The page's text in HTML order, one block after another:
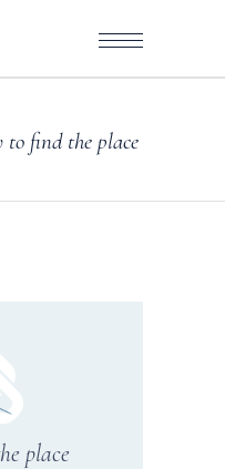
to find the place
place